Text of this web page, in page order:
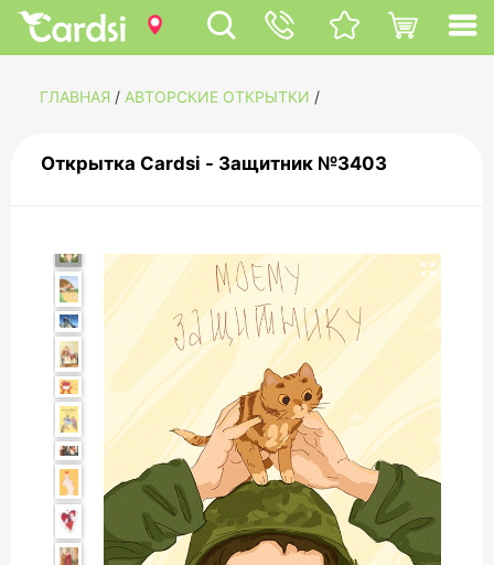
ГЛАВНАЯ / АВТОРСКИЕ ОТКРЫТКИ /
Открытка Cardsi - Защитник №3403